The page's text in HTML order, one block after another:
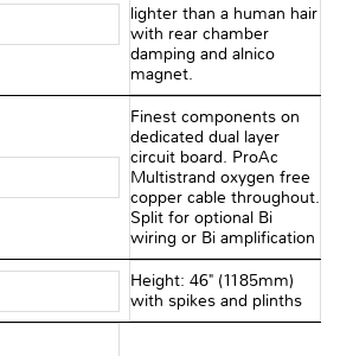
lighter than a human hair
with rear chamber
damping and alnico
magnet.
Finest components on
dedicated dual layer
circuit board. ProAc
Multistrand oxygen free
copper cable throughout.
Split for optional Bi
wiring or Bi amplification
Height: 46" (1185mm)
with spikes and plinths